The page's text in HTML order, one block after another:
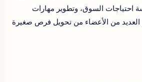
احتياجات السوق، وتطوير مهارات
العديد من الأعضاء من تحويل فرص صغيرة